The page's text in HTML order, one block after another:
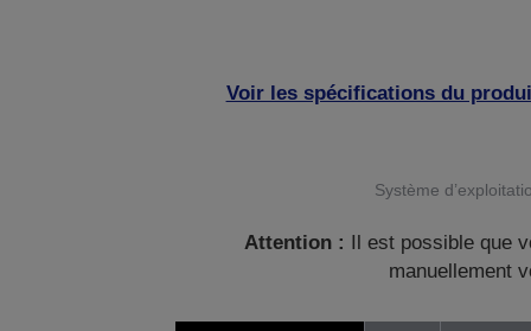
Voir les spécifications du
Système
Attention :
Il est possible que
manuellement